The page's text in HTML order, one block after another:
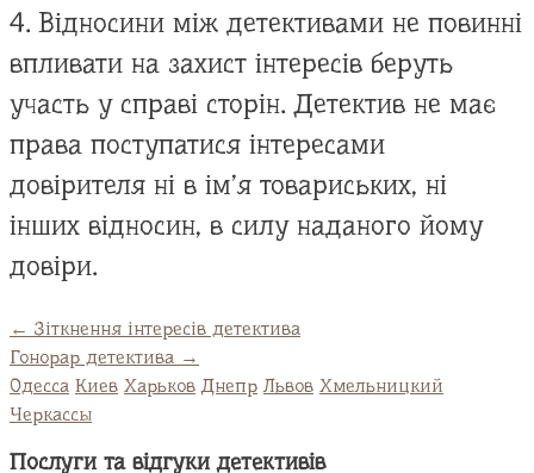
4. Відносини між детективами не повинні
впливати на захист інтересів беруть
участь у справі сторін. Детектив не має
права поступатися інтересами
довірителя ні в ім’я товариських, ні
інших відносин, в силу наданого йому
довіри.
← Зіткнення інтересів детектива
Гонорар детектива →
Одесса Киев Харьков Днепр Львов Хмельницкий
Черкассы
Послуги та відгуки детективів